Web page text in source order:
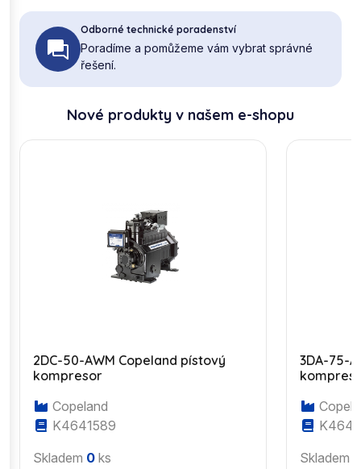
Odborné technické poradenství
Poradíme a pomůžeme vám vybrat správné
řešení.
Nové produkty v našem e-shopu
2DC-50-AWM Copeland pístový
kompresor
Copeland
K4641589
Skladem 0 ks
3DA-75-
Skladem